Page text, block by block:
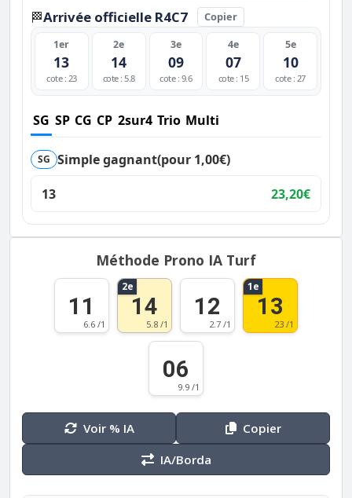
🏁Arrivée officielle R4C7 Copier
1er
13
cote : 23
2e
14
cote : 5.8
3e
09
cote : 9.6
4e
07
cote : 15
5e
10
cote : 27
SG SP CG CP 2sur4 Trio Multi
SG Simple gagnant(pour 1,00€)
13
23,20€
Méthode Prono IA Turf
11
6.6 /1
2e
14
5.8 /1
12
2.7 /1
1e
13
23 /1
06
9.9 /1
Voir % IA
Copier
IA/Borda